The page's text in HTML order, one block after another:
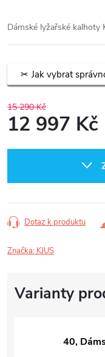
Dámské lyžařské kalhoty
Jak vybrat
15 290 Kč
12 997 Kč
Dotaz k produktu
Značka: KJUS
40,